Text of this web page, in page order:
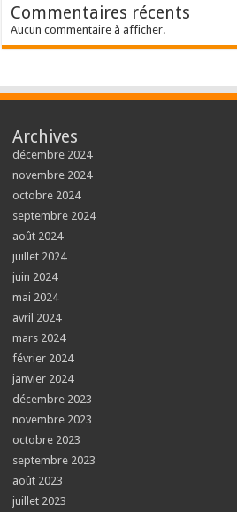
Commentaires récents
Aucun commentaire à afficher.
Archives
décembre 2024
novembre 2024
octobre 2024
septembre 2024
août 2024
juillet 2024
juin 2024
mai 2024
avril 2024
mars 2024
février 2024
janvier 2024
décembre 2023
novembre 2023
octobre 2023
septembre 2023
août 2023
juillet 2023